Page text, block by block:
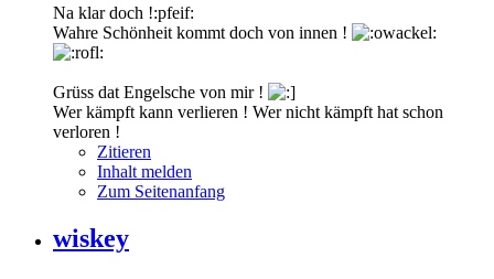
Na klar doch !:pfeif:
Wahre Schönheit kommt doch von innen !
Grüss dat Engelsche von mir !
Wer kämpft kann verlieren ! Wer nicht kämpft hat schon
verloren !
Zitieren
Inhalt melden
Zum Seitenanfang
wiskey